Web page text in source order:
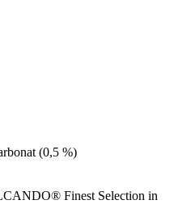
(0,5 %)
Finest Selection in